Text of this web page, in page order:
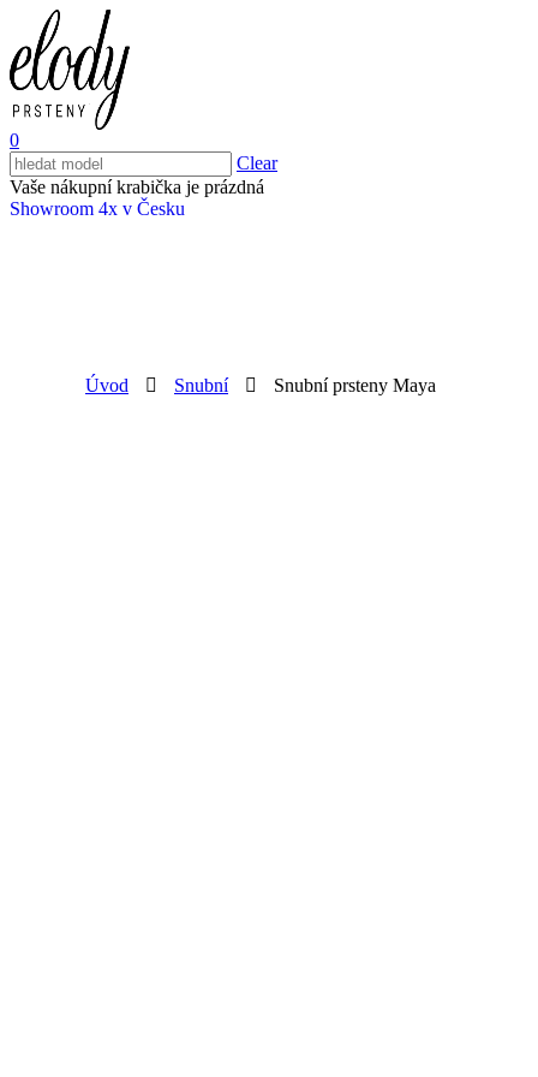
0
Clear
Vaše nákupní krabička je prázdná
Showroom 4x v Česku
Úvod Snubní Snubní prsteny Maya